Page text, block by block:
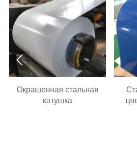
Окрашенная стальная
катушка
